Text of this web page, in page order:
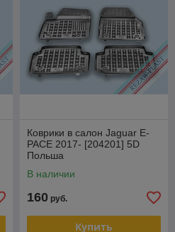
Коврики в салон Jaguar E-
PACE 2017- [204201] 5D
Польша
В наличии
160 руб.
Купить